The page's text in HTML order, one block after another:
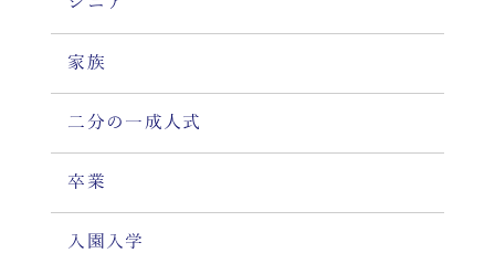
家族
二分の一成人式
卒業
入園入学